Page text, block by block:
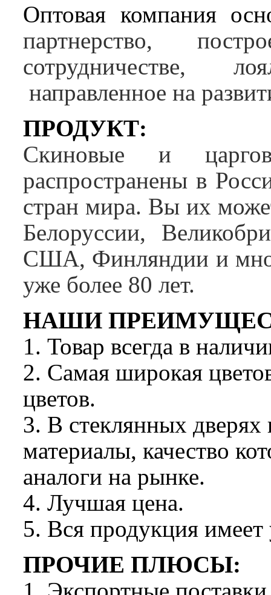
Оптовая компания
партнерство,
сотрудничестве,
направленное на
ПРОДУКТ:
Скиновые и
распространены в
стран мира. Вы их
Белоруссии,
США, Финляндии и
уже более 80 лет.
НАШИ
1. Товар всегда в
2. Самая широкая
цветов.
3. В стеклянных
материалы, качество
аналоги на рынке.
4. Лучшая цена.
5. Вся продукция
ПРОЧИЕ ПЛЮСЫ: